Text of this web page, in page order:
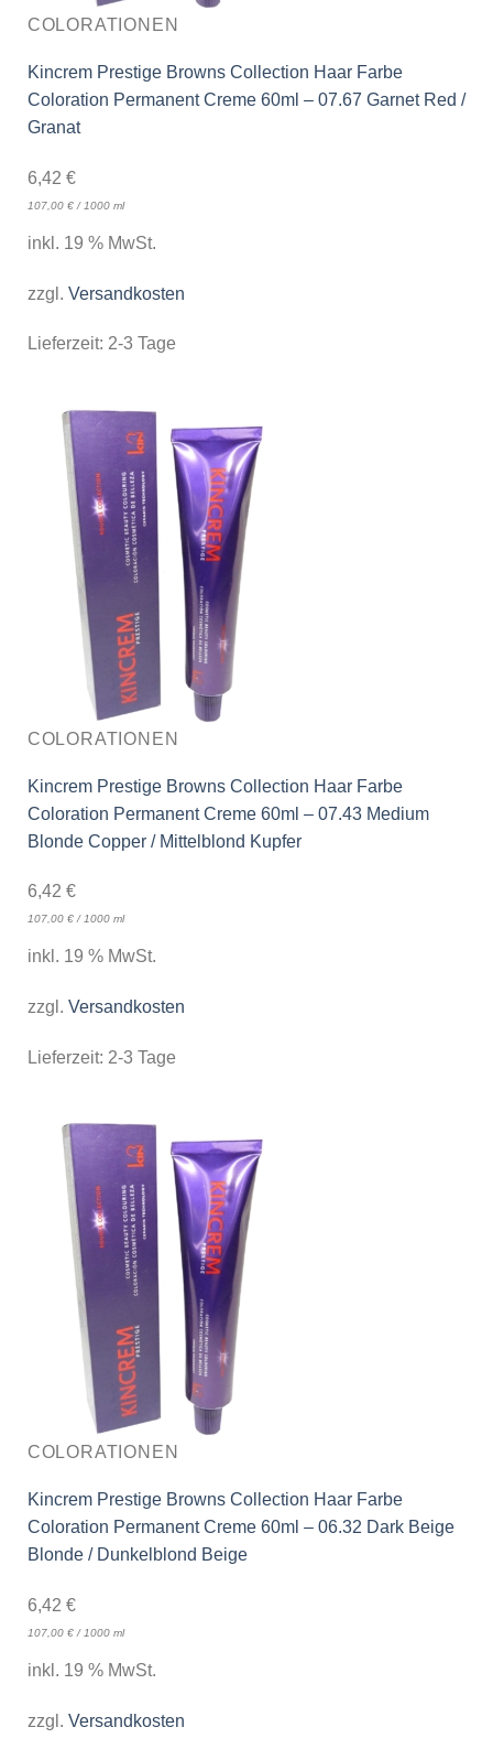
COLORATIONEN
Kincrem Prestige Browns Collection Haar Farbe
Coloration Permanent Creme 60ml – 07.67 Garnet Red /
Granat
6,42 €
107,00 €/ 1000 ml
inkl. 19 % MwSt.
zzgl. Versandkosten
Lieferzeit: 2-3 Tage
COLORATIONEN
Kincrem Prestige Browns Collection Haar Farbe
Coloration Permanent Creme 60ml – 07.43 Medium
Blonde Copper / Mittelblond Kupfer
6,42 €
107,00 €/1000 ml
inkl. 19 % MwSt.
zzgl. Versandkosten
Lieferzeit: 2-3 Tage
COLORATIONEN
Kincrem Prestige Browns Collection Haar Farbe
Coloration Permanent Creme 60ml – 06.32 Dark Beige
Blonde / Dunkelblond Beige
6,42 €
107,00 €/ 1000 ml
inkl. 19 % MwSt.
zzgl. Versandkosten